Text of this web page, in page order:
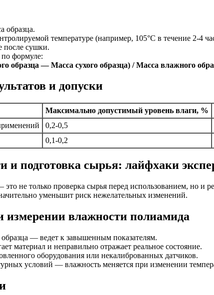
образца.
температуре (например, 105°C в течение 2-4
после сушки.
по формуле:
образца — Масса сухого образца) / Масса влажного
и допуски
Максимально допустимый уровень влаги, %
0,2-0,5
0,1-0,2
и подготовка сырья: лайфхаки
не только проверка сырья перед использованием, но и
уменьшит риск нежелательных изменений.
влажности полиамида
— ведет к завышенным показателям.
материал и неправильно отражает реальное состояние.
оборудования или некалиброванных датчиков.
условий — влажность меняется при изменении